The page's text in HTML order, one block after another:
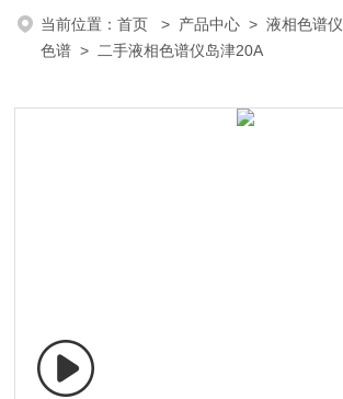
当前位置：首页 > 产品中心 >液相色谱仪
色谱 > 二手液相色谱仪岛津20A